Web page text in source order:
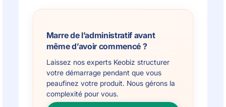
Marre de l’administratif avant
même d’avoir commencé ?
Laissez nos experts Keobiz structurer
votre démarrage pendant que vous
peaufinez votre produit. Nous gérons la
complexité pour vous.